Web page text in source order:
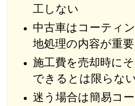
工しない
中古車はコーティ
地処理の内容が重要
施工費を売却時に
できるとは限らな
迷う場合は簡易コ